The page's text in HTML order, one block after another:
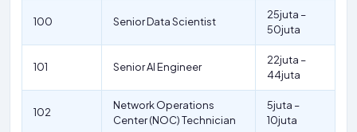
100 Senior Data Scientist
25juta –
50juta
101 Senior AI Engineer
22juta –
44juta
102
Network Operations
Center (NOC) Technician
5juta –
10juta